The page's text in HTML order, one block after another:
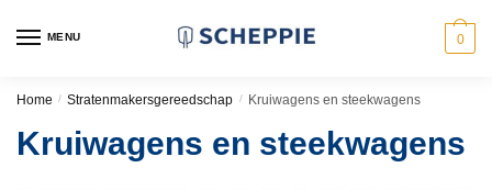
MENU 0
Home / Stratenmakersgereedschap / Kruiwagens en steekwagens
Kruiwagens en steekwagens